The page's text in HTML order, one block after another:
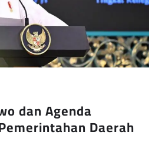
dan Agenda
Daerah